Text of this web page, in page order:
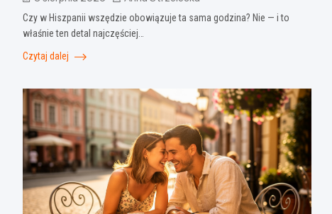
Czy w Hiszpanii wszędzie obowiązuje ta sama godzina? Nie — i to
właśnie ten detal najczęściej…
Czytaj dalej